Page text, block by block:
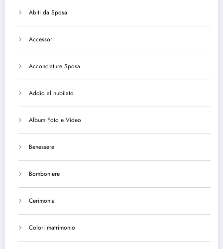
Abiti da Sposa
Accessori
Acconciature Sposa
Addio al nubilato
Album Foto e Video
Benessere
Bomboniere
Cerimonia
Colori matrimonio